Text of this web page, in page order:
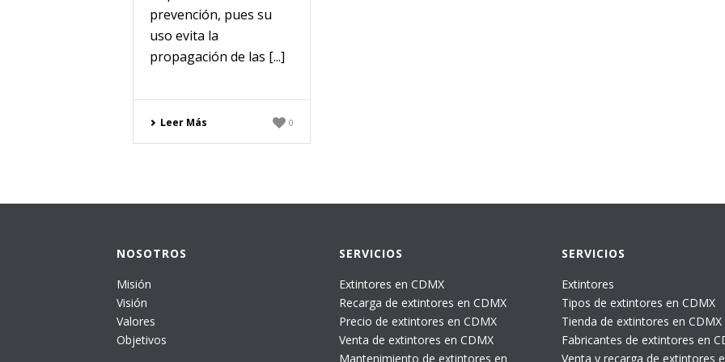
prevención, pues su
uso evita la
propagación de las [...]
Leer Más 0
NOSOTROS
Misión
Visión
Valores
Objetivos
SERVICIOS
Extintores en CDMX
Recarga de extintores en CDMX
Precio de extintores en CDMX
Venta de extintores en CDMX
Mantenimiento de extintores en
SERVICIOS
Extintores
Tipos de extintores en CDMX
Tienda de extintores en CDMX
Fabricantes de extintores en
Venta y recarga de extintores